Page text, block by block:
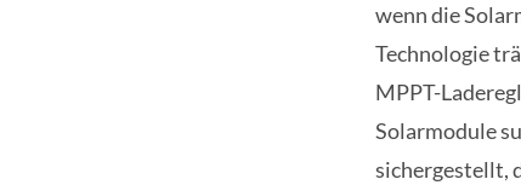
wenn die
Technologie
MPPT-
Solarmodule
sichergestellt,